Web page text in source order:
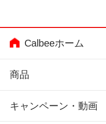
Calbeeホーム
商品
キャンペーン・動画